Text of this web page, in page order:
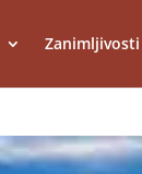
Zanimljivosti